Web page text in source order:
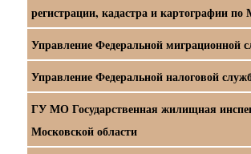
регистрации, кадастра и картографии
Управление Федеральной миграционной
Управление Федеральной налоговой
ГУ МО Государственная жилищная
Московской области